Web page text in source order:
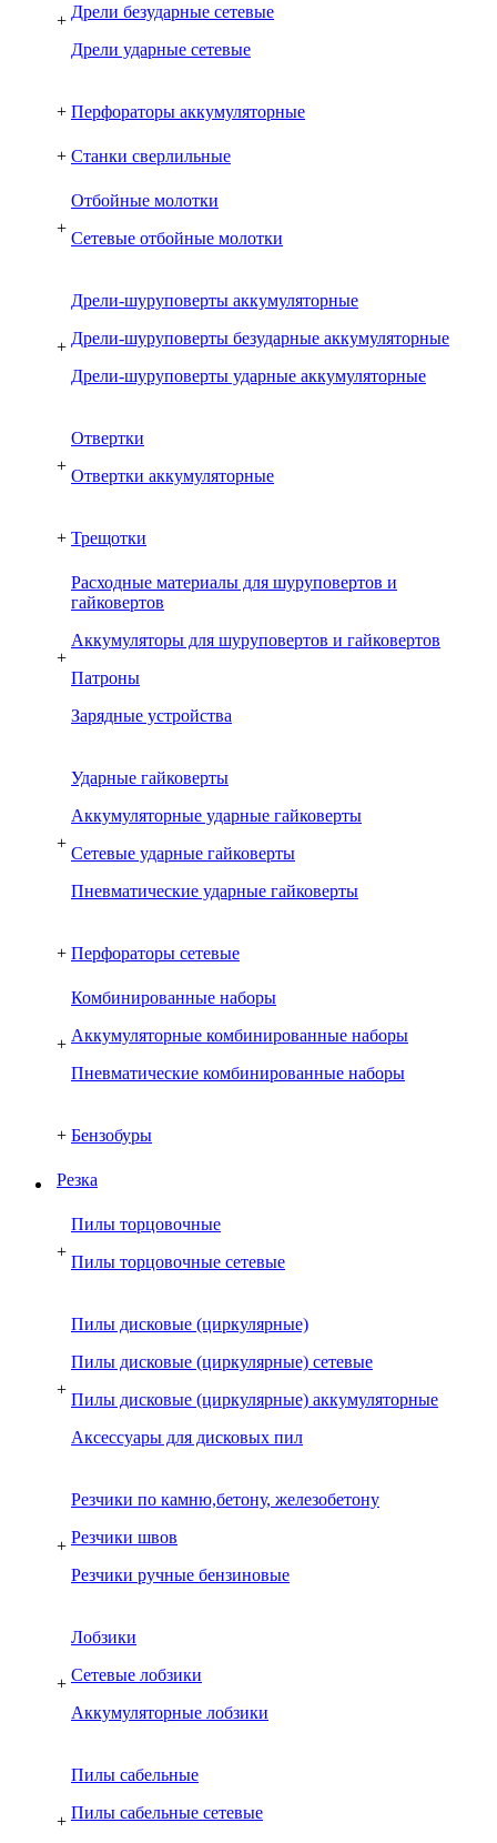
+ Дрели безударные сетевые
Дрели ударные сетевые
+ Перфораторы аккумуляторные
+ Станки сверлильные
+
Отбойные молотки
Сетевые отбойные молотки
+
Дрели-шуруповерты аккумуляторные
Дрели-шуруповерты безударные аккумуляторные
Дрели-шуруповерты ударные аккумуляторные
+
Отвертки
Отвертки аккумуляторные
+ Трещотки
+
Расходные материалы для шуруповертов и
гайковертов
Аккумуляторы для шуруповертов и гайковертов
Патроны
Зарядные устройства
+
Ударные гайковерты
Аккумуляторные ударные гайковерты
Сетевые ударные гайковерты
Пневматические ударные гайковерты
+ Перфораторы сетевые
+
Комбинированные наборы
Аккумуляторные комбинированные наборы
Пневматические комбинированные наборы
+ Бензобуры
Резка
+
Пилы торцовочные
Пилы торцовочные сетевые
+
Пилы дисковые (циркулярные)
Пилы дисковые (циркулярные) сетевые
Пилы дисковые (циркулярные) аккумуляторные
Аксессуары для дисковых пил
+
Резчики по камню,бетону, железобетону
Резчики швов
Резчики ручные бензиновые
+
Лобзики
Сетевые лобзики
Аккумуляторные лобзики
+
Пилы сабельные
Пилы сабельные сетевые